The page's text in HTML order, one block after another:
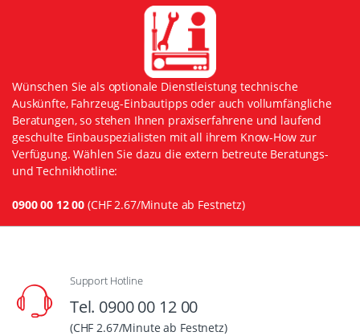
Wünschen Sie als optionale Dienstleistung technische
Auskünfte, Fahrzeug-Einbautipps oder auch vollumfängliche
Beratungen, so stehen Ihnen praxiserfahrene und laufend
geschulte Einbauspezialisten mit all ihrem Know-How zur
Verfügung. Wählen Sie dazu die extern betreute Beratungs-
und Technikhotline:
0900 00 12 00 (CHF 2.67/Minute ab Festnetz)
Support Hotline
Tel. 0900 00 12 00
(CHF 2.67/Minute ab Festnetz)